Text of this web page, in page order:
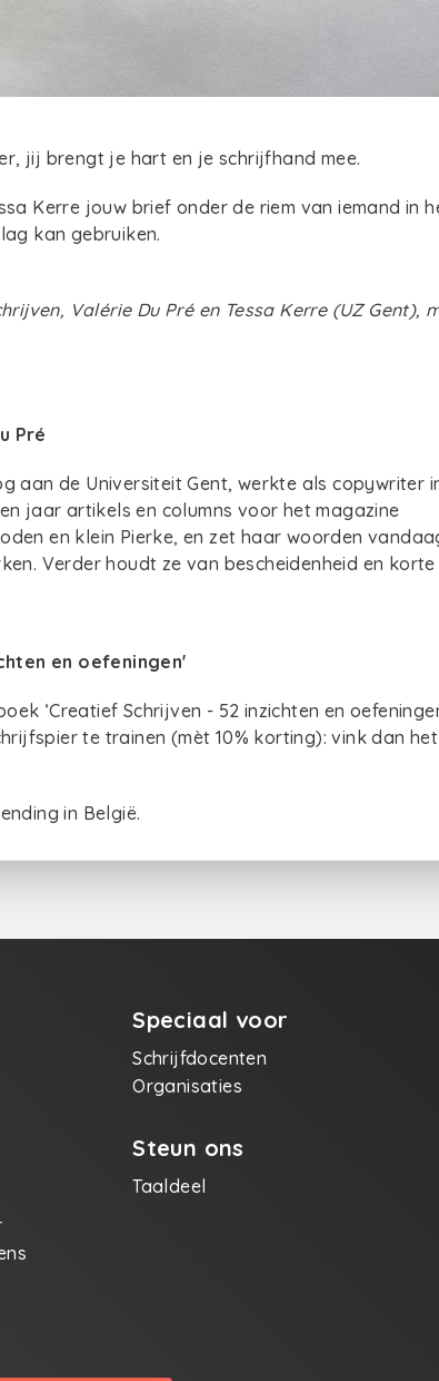
jij brengt je hart en je schrijfhand mee.
Kerre jouw brief onder de riem van iemand in
kan gebruiken.
Valérie Du Pré en Tessa Kerre (UZ Gent),
Pré
aan de Universiteit Gent, werkte als copywriter
jaar artikels en columns voor het magazine
en klein Pierke, en zet haar woorden
Verder houdt ze van bescheidenheid en korte
en oefeningen'
‘Creatief Schrijven - 52 inzichten en
te trainen (mèt 10% korting): vink dan
in België.
Speciaal voor
Schrijfdocenten
Organisaties
Steun ons
Taaldeel